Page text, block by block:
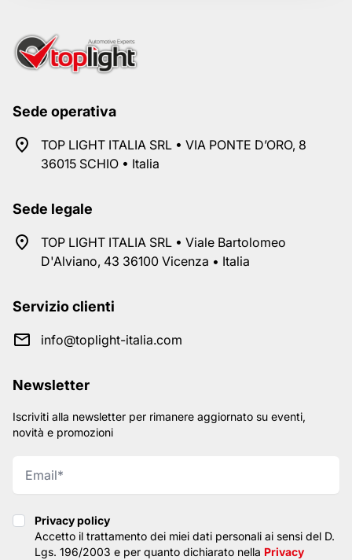
Sede operativa
TOP LIGHT ITALIA SRL • VIA PONTE D’ORO, 8
36015 SCHIO • Italia
Sede legale
TOP LIGHT ITALIA SRL • Viale Bartolomeo
D'Alviano, 43 36100 Vicenza • Italia
Servizio clienti
info@toplight-italia.com
Newsletter
Iscriviti alla newsletter per rimanere aggiornato su eventi,
novità e promozioni
Privacy policy
Privacy policy
Accetto il trattamento dei miei dati personali ai sensi del D.
Lgs. 196/2003 e per quanto dichiarato nella Privacy